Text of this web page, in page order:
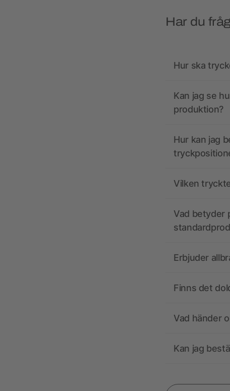
Har du
Hur ska
Kan jag se
produktion?
Hur kan jag
Vilken
Vad betyder
Erbjuder
Finns det
Vad händer
Kan jag